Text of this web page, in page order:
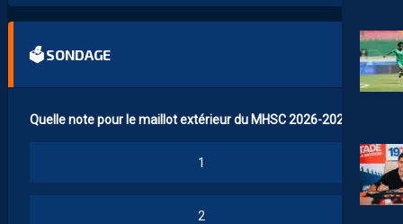
🗳 SONDAGE
Quelle note pour le maillot extérieur du MHSC 2026-2027 ?
1
2